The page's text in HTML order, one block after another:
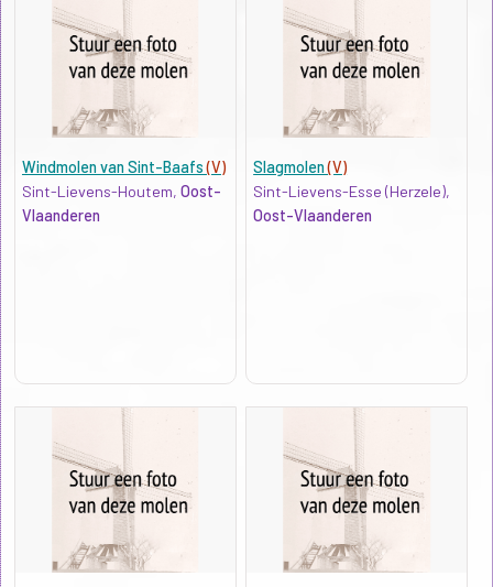
Windmolen van Sint-Baafs(V)
Sint-Lievens-Houtem, Oost-
Vlaanderen
Slagmolen(V)
Sint-Lievens-Esse (Herzele),
Oost-Vlaanderen